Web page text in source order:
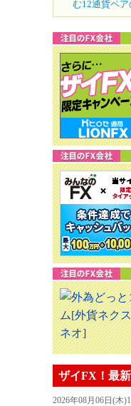
む12通貨ペア
ザイFX！最
2026年08月06日(木